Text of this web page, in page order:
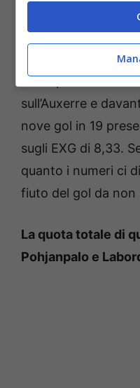
centravanti si
così come era
Genova contro la
con il pronostico
sull’Auxerre e
nove gol in 19
sugli EXG di 8,33.
quanto i numeri ci
fiuto del gol da
La quota totale di
Pohjanpalo e